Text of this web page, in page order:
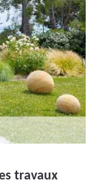
travaux